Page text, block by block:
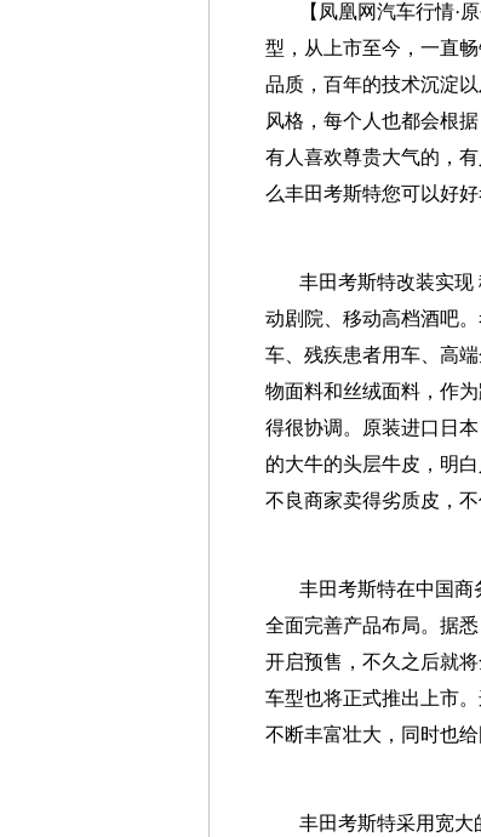
【凤凰网汽车行情·原
型，从上市至今，一直
品质，百年的技术沉淀
风格，每个人也都会根
有人喜欢尊贵大气的，
么丰田考斯特您可以好好
丰田考斯特改装实现
动剧院、移动高档酒吧
车、残疾患者用车、高
物面料和丝绒面料，作
得很协调。原装进口日
的大牛的头层牛皮，明
不良商家卖得劣质皮，
丰田考斯特在中国商
全面完善产品布局。据
开启预售，不久之后就
车型也将正式推出上市
不断丰富壮大，同时也
丰田考斯特采用宽大